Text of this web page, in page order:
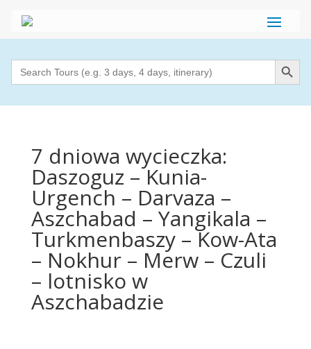
Search
for:
Search Button
7 dniowa wycieczka:
Daszoguz – Kunia-
Urgench – Darvaza –
Aszchabad – Yangikala –
Turkmenbaszy – Kow-Ata
– Nokhur – Merw – Czuli
– lotnisko w
Aszchabadzie